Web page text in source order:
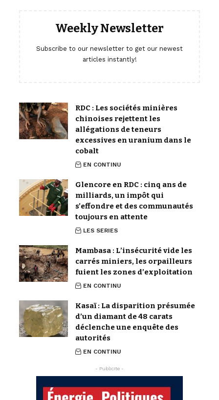
Weekly Newsletter
Subscribe to our newsletter to get our newest
articles instantly!
RDC : Les sociétés minières
chinoises rejettent les
allégations de teneurs
excessives en uranium dans le
cobalt
EN CONTINU
Glencore en RDC : cinq ans de
milliards, un impôt qui
s’effondre et des communautés
toujours en attente
LES SERIES
Mambasa : L’insécurité vide les
carrés miniers, les orpailleurs
fuient les zones d’exploitation
EN CONTINU
Kasaï : La disparition présumée
d’un diamant de 48 carats
déclenche une enquête des
autorités
EN CONTINU
- Publicite -